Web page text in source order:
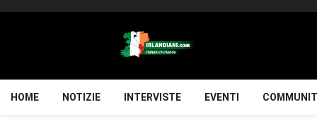
HOME NOTIZIE INTERVISTE EVENTI